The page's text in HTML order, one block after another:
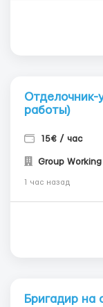
Отделочник-
работы)
15€ / час
Group Working
1 час назад
Бригадир на